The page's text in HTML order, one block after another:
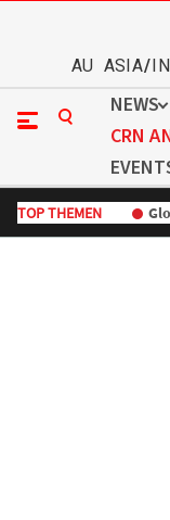
AU ASIA/IN
NEWS
CRN
TOP THEMEN